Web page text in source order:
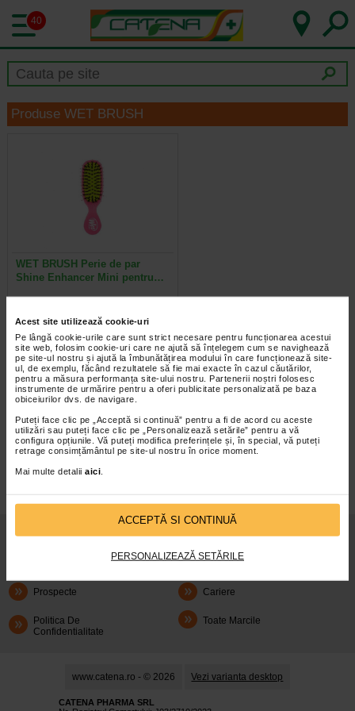
Acest site utilizează cookie-uri
Pe lângă cookie-urile care sunt strict necesare pentru funcționarea acestui
site web, folosim cookie-uri care ne ajută să înțelegem cum se navighează
pe site-ul nostru și ajută la îmbunătățirea modului în care funcționează site-
ul, de exemplu, făcând rezultatele să fie mai exacte în cazul căutărilor,
pentru a măsura performanța site-ului nostru. Partenerii noștri folosesc
instrumente de urmărire pentru a oferi publicitate personalizată pe baza
obiceiurilor dvs. de navigare.
Puteți face clic pe „Acceptă si continuă” pentru a fi de acord cu aceste
utilizări sau puteți face clic pe „Personalizează setările” pentru a vă
configura opțiunile. Vă puteți modifica preferințele și, în special, vă puteți
retrage consimțământul pe site-ul nostru în orice moment.
Mai multe detalii aici
ACCEPTĂ SI CONTINUĂ
PERSONALIZEAZĂ SETĂRILE
40
Produse WET BRUSH
WET BRUSH Perie de par
Shine Enhancer Mini pentru…
Enhancer Mini are un design
revolutionar pentru a descurca…
infoline@catena.ro CallCenter
Despre Noi Oferte
Cum Rezerv
Prospecte Cariere
Politica De
Confidentialitate
Toate Marcile
www.catena.ro - © 2026 Vezi varianta desktop
CATENA PHARMA SRL